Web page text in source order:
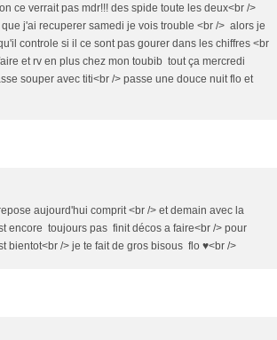
ce verrait pas mdr!!! des spide toute les deux<br />
j'ai recuperer samedi je vois trouble <br /> alors je
controle si il ce sont pas gourer dans les chiffres <br
et rv en plus chez mon toubib tout ça mercredi
souper avec titi<br /> passe une douce nuit flo et
aujourd'hui comprit <br /> et demain avec la
encore toujours pas finit décos a faire<br /> pour
bientot<br /> je te fait de gros bisous flo ♥<br />